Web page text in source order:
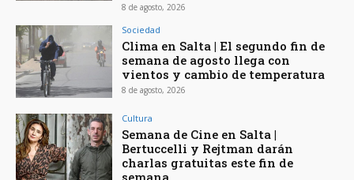
8 de agosto, 2026
Sociedad
Clima en Salta | El segundo fin de
semana de agosto llega con
vientos y cambio de temperatura
8 de agosto, 2026
Cultura
Semana de Cine en Salta |
Bertuccelli y Rejtman darán
charlas gratuitas este fin de
semana